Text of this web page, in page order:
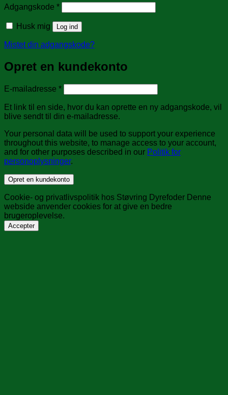
Adgangskode *Påkrævet
Husk mig Log ind
Mistet din adgangskode?
Opret en kundekonto
E-mailadresse *Påkrævet
Et link til en side, hvor du kan oprette en ny adgangskode, vil
blive sendt til din e-mailadresse.
Your personal data will be used to support your experience
throughout this website, to manage access to your account,
and for other purposes described in our Politik for
personoplysninger.
Opret en kundekonto
Cookie- og privatlivspolitik hos Støvring Dyrefoder Denne
webside anvender cookies for at give en bedre
brugeroplevelse.
Accepter